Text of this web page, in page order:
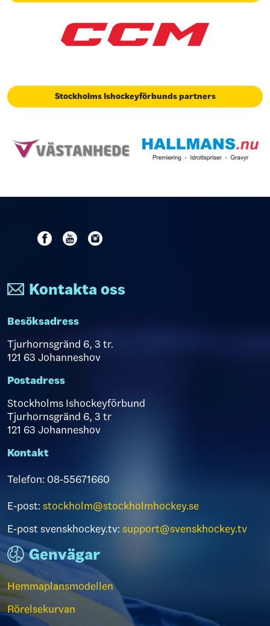
Stockholms Ishockeyförbunds partners
Kontakta oss
Besöksadress
Tjurhornsgränd 6, 3 tr.
121 63 Johanneshov
Postadress
Stockholms Ishockeyförbund
Tjurhornsgränd 6, 3 tr
121 63 Johanneshov
Kontakt
Telefon: 08-55671660
E-post: stockholm@stockholmhockey.se
E-post svenskhockey.tv: support@svenskhockey.tv
Genvägar
Hemmaplansmodellen
Rörelsekurvan